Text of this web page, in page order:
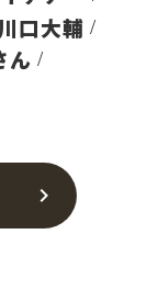
口大輔
ん
chevron_right